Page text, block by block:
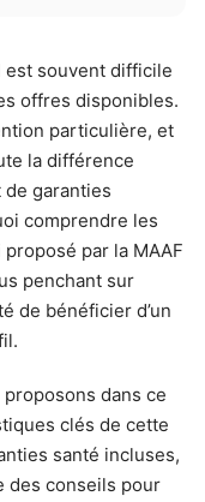
est souvent difficile
offres disponibles.
particulière, et
la différence
de garanties
comprendre les
par la MAAF
penchant sur
de bénéficier d’un
dans ce
clés de cette
santé incluses,
des conseils pour